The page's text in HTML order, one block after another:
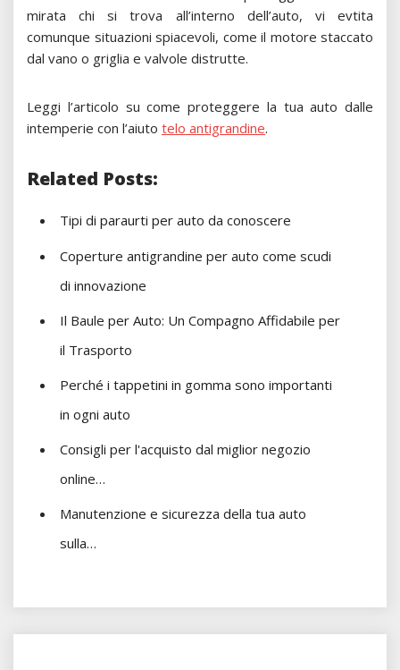
mirata chi si trova all’interno dell’auto, vi evtita
comunque situazioni spiacevoli, come il motore staccato
dal vano o griglia e valvole distrutte.
Leggi l’articolo su come proteggere la tua auto dalle
intemperie con l’aiuto telo antigrandine.
Related Posts:
Tipi di paraurti per auto da conoscere
Coperture antigrandine per auto come scudi
di innovazione
Il Baule per Auto: Un Compagno Affidabile per
il Trasporto
Perché i tappetini in gomma sono importanti
in ogni auto
Consigli per l'acquisto dal miglior negozio
online…
Manutenzione e sicurezza della tua auto
sulla…